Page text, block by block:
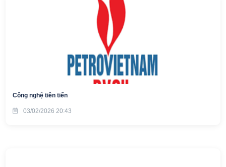
Công nghệ tiên tiến
03/02/2026 20:43